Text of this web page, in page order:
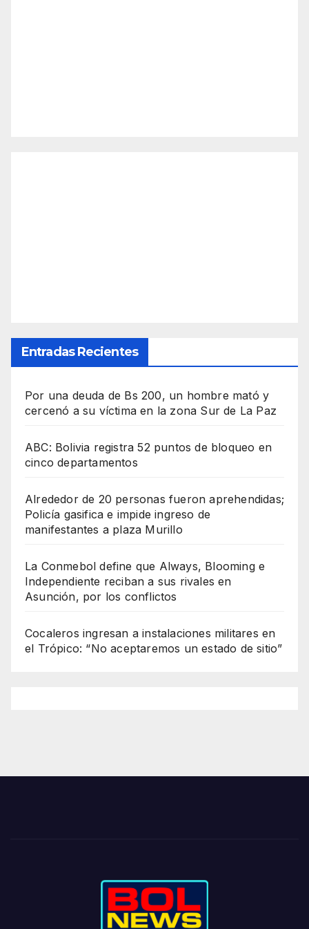
Entradas Recientes
Por una deuda de Bs 200, un hombre mató y
cercenó a su víctima en la zona Sur de La Paz
ABC: Bolivia registra 52 puntos de bloqueo en
cinco departamentos
Alrededor de 20 personas fueron aprehendidas;
Policía gasifica e impide ingreso de
manifestantes a plaza Murillo
La Conmebol define que Always, Blooming e
Independiente reciban a sus rivales en
Asunción, por los conflictos
Cocaleros ingresan a instalaciones militares en
el Trópico: “No aceptaremos un estado de sitio”